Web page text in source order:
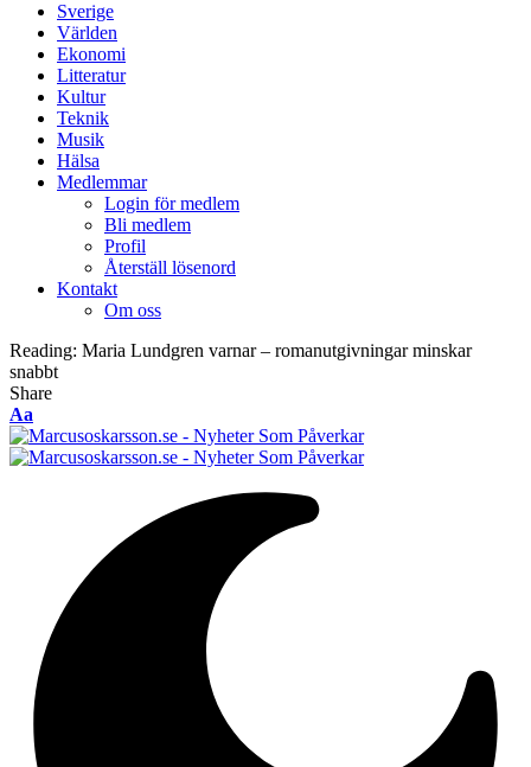
Sverige
Världen
Ekonomi
Litteratur
Kultur
Teknik
Musik
Hälsa
Medlemmar
Login för medlem
Bli medlem
Profil
Återställ lösenord
Kontakt
Om oss
Reading: Maria Lundgren varnar – romanutgivningar minskar
snabbt
Share
Font
Resizer
Aa